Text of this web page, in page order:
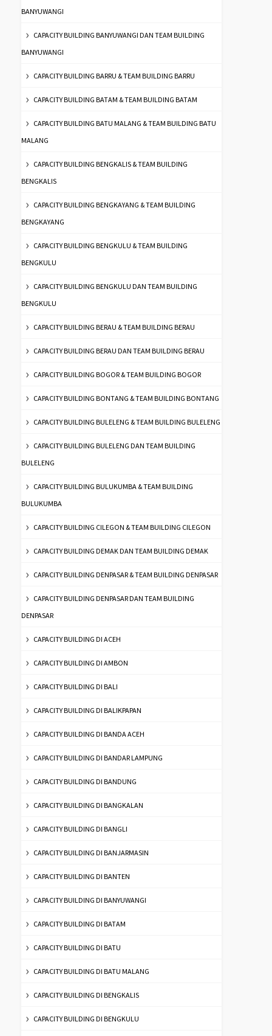
BANYUWANGI
CAPACITY BUILDING BANYUWANGI DAN TEAM BUILDING
BANYUWANGI
CAPACITY BUILDING BARRU & TEAM BUILDING BARRU
CAPACITY BUILDING BATAM & TEAM BUILDING BATAM
CAPACITY BUILDING BATU MALANG & TEAM BUILDING BATU
MALANG
CAPACITY BUILDING BENGKALIS & TEAM BUILDING
BENGKALIS
CAPACITY BUILDING BENGKAYANG & TEAM BUILDING
BENGKAYANG
CAPACITY BUILDING BENGKULU & TEAM BUILDING
BENGKULU
CAPACITY BUILDING BENGKULU DAN TEAM BUILDING
BENGKULU
CAPACITY BUILDING BERAU & TEAM BUILDING BERAU
CAPACITY BUILDING BERAU DAN TEAM BUILDING BERAU
CAPACITY BUILDING BOGOR & TEAM BUILDING BOGOR
CAPACITY BUILDING BONTANG & TEAM BUILDING BONTANG
CAPACITY BUILDING BULELENG & TEAM BUILDING BULELENG
CAPACITY BUILDING BULELENG DAN TEAM BUILDING
BULELENG
CAPACITY BUILDING BULUKUMBA & TEAM BUILDING
BULUKUMBA
CAPACITY BUILDING CILEGON & TEAM BUILDING CILEGON
CAPACITY BUILDING DEMAK DAN TEAM BUILDING DEMAK
CAPACITY BUILDING DENPASAR & TEAM BUILDING DENPASAR
CAPACITY BUILDING DENPASAR DAN TEAM BUILDING
DENPASAR
CAPACITY BUILDING DI ACEH
CAPACITY BUILDING DI AMBON
CAPACITY BUILDING DI BALI
CAPACITY BUILDING DI BALIKPAPAN
CAPACITY BUILDING DI BANDA ACEH
CAPACITY BUILDING DI BANDAR LAMPUNG
CAPACITY BUILDING DI BANDUNG
CAPACITY BUILDING DI BANGKALAN
CAPACITY BUILDING DI BANGLI
CAPACITY BUILDING DI BANJARMASIN
CAPACITY BUILDING DI BANTEN
CAPACITY BUILDING DI BANYUWANGI
CAPACITY BUILDING DI BATAM
CAPACITY BUILDING DI BATU
CAPACITY BUILDING DI BATU MALANG
CAPACITY BUILDING DI BENGKALIS
CAPACITY BUILDING DI BENGKULU